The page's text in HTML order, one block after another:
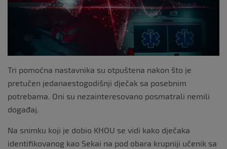
k
Tri pomoćna nastavnika su otpuštena nakon što je
pretučen jedanaestogodišnji dječak sa posebnim
potrebama. Oni su nezainteresovano posmatrali nemili
događaj.
Na snimku koji je dobio KHOU se vidi kako dječaka
identifikovanog kao Sekai na pod obara krupniji učenik sa